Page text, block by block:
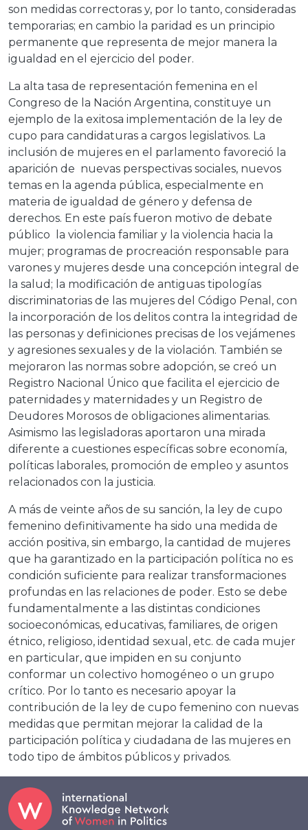
son medidas correctoras y, por lo tanto, consideradas
temporarias; en cambio la paridad es un principio
permanente que representa de mejor manera la
igualdad en el ejercicio del poder.
La alta tasa de representación femenina en el
Congreso de la Nación Argentina, constituye un
ejemplo de la exitosa implementación de la ley de
cupo para candidaturas a cargos legislativos. La
inclusión de mujeres en el parlamento favoreció la
aparición de nuevas perspectivas sociales, nuevos
temas en la agenda pública, especialmente en
materia de igualdad de género y defensa de
derechos. En este país fueron motivo de debate
público la violencia familiar y la violencia hacia la
mujer; programas de procreación responsable para
varones y mujeres desde una concepción integral de
la salud; la modificación de antiguas tipologías
discriminatorias de las mujeres del Código Penal, con
la incorporación de los delitos contra la integridad de
las personas y definiciones precisas de los vejámenes
y agresiones sexuales y de la violación. También se
mejoraron las normas sobre adopción, se creó un
Registro Nacional Único que facilita el ejercicio de
paternidades y maternidades y un Registro de
Deudores Morosos de obligaciones alimentarias.
Asimismo las legisladoras aportaron una mirada
diferente a cuestiones específicas sobre economía,
políticas laborales, promoción de empleo y asuntos
relacionados con la justicia.
A más de veinte años de su sanción, la ley de cupo
femenino definitivamente ha sido una medida de
acción positiva, sin embargo, la cantidad de mujeres
que ha garantizado en la participación política no es
condición suficiente para realizar transformaciones
profundas en las relaciones de poder. Esto se debe
fundamentalmente a las distintas condiciones
socioeconómicas, educativas, familiares, de origen
étnico, religioso, identidad sexual, etc. de cada mujer
en particular, que impiden en su conjunto
conformar un colectivo homogéneo o un grupo
crítico. Por lo tanto es necesario apoyar la
contribución de la ley de cupo femenino con nuevas
medidas que permitan mejorar la calidad de la
participación política y ciudadana de las mujeres en
todo tipo de ámbitos públicos y privados.